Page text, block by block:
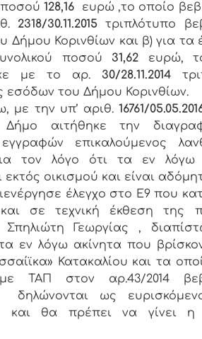
ποσού128,16
ευρώ ,το οποίο
2318/30.11.2015 τριπλότυπο
Δήμου Κορινθίων και β) για τα
ποσού 31,62 ευρώ,
με το αρ. 30/28.11.2014
εσόδων του Δήμου Κορινθίων.
με την υπ’ αριθ.16761/
αιτήθηκε την
επικαλούμενος
τον λόγο ότι τα εν λόγω
εκτός οικισμού και είναι
έλεγχο στο Ε9 που
σε τεχνική έκθεση της
Σπηλιώτη Γεωργίας ,
εν λόγω ακίνητα που
Κατακαλίου και τα
ΤΑΠ στον αρ.43/2014
δηλώνονται ως
και θα πρέπει να γίνει η